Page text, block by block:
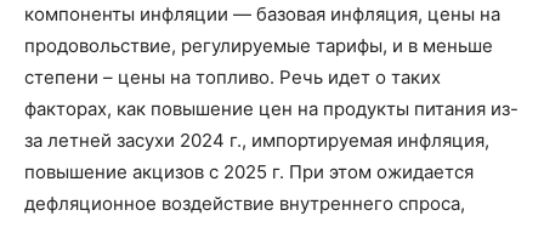
компоненты инфляции — базовая инфляция, цены на
продовольствие, регулируемые тарифы, и в меньше
степени – цены на топливо. Речь идет о таких
факторах, как повышение цен на продукты питания из-
за летней засухи 2024 г., импортируемая инфляция,
повышение акцизов с 2025 г. При этом ожидается
дефляционное воздействие внутреннего спроса,